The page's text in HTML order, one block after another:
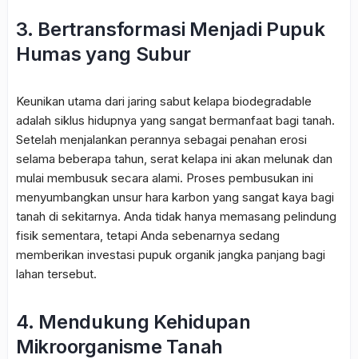
3. Bertransformasi Menjadi Pupuk
Humas yang Subur
Keunikan utama dari jaring sabut kelapa biodegradable
adalah siklus hidupnya yang sangat bermanfaat bagi tanah.
Setelah menjalankan perannya sebagai penahan erosi
selama beberapa tahun, serat kelapa ini akan melunak dan
mulai membusuk secara alami. Proses pembusukan ini
menyumbangkan unsur hara karbon yang sangat kaya bagi
tanah di sekitarnya. Anda tidak hanya memasang pelindung
fisik sementara, tetapi Anda sebenarnya sedang
memberikan investasi pupuk organik jangka panjang bagi
lahan tersebut.
4. Mendukung Kehidupan
Mikroorganisme Tanah